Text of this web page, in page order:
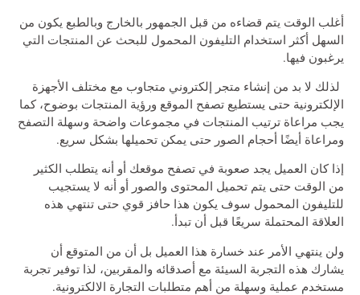
أغلب الوقت يتم قضاءه من قبل الجمهور بالخارج وبالطبع يكون من
السهل أكثر استخدام التليفون المحمول للبحث عن المنتجات التي
يرغبون فيها.
لذلك لا بد من إنشاء متجر إلكتروني متجاوب مع مختلف الأجهزة
الإلكترونية حتى يستطيع تصفح الموقع ورؤية المنتجات بوضوح، كما
يجب مراعاة ترتيب المنتجات في مجموعات واضحة وسهلة التصفح
ومراعاة أيضًا أحجام الصور حتى يمكن تحميلها بشكل سريع.
إذا كان العميل يجد صعوبة في تصفح موقعك أو أنه يتطلب الكثير
من الوقت حتى يتم تحميل المحتوى والصور أو أنه لا يستجيب
للتليفون المحمول سوف يكون هذا حافز قوي حتى تنتهي هذه
العلاقة المحتملة سريعًا قبل أن تبدأ.
ولن ينتهي الأمر عند خسارة هذا العميل بل أن من المتوقع أن
يشارك هذه التجربة السيئة مع أصدقائه والمقربين، لذا توفير تجربة
مستخدم عملية وسهلة من أهم متطلبات التجارة الالكترونية.